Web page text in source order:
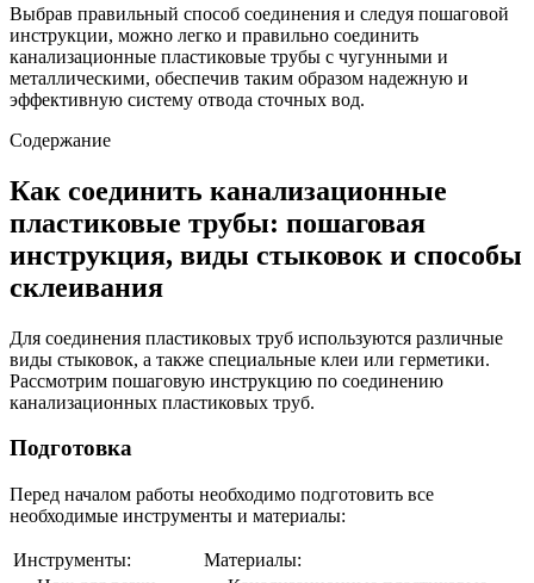
Выбрав правильный способ соединения и следуя пошаговой
инструкции, можно легко и правильно соединить
канализационные пластиковые трубы с чугунными и
металлическими, обеспечив таким образом надежную и
эффективную систему отвода сточных вод.
Содержание
Как соединить канализационные
пластиковые трубы: пошаговая
инструкция, виды стыковок и способы
склеивания
Для соединения пластиковых труб используются различные
виды стыковок, а также специальные клеи или герметики.
Рассмотрим пошаговую инструкцию по соединению
канализационных пластиковых труб.
Подготовка
Перед началом работы необходимо подготовить все
необходимые инструменты и материалы:
Инструменты:
Материалы: